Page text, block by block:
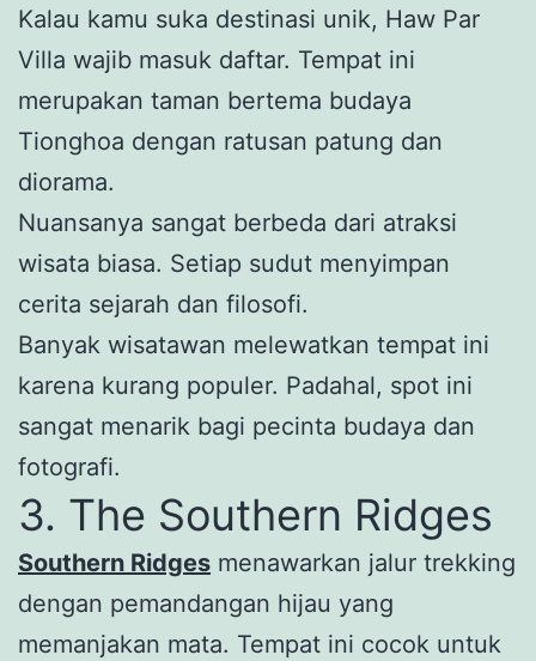
Kalau kamu suka destinasi unik, Haw Par
Villa wajib masuk daftar. Tempat ini
merupakan taman bertema budaya
Tionghoa dengan ratusan patung dan
diorama.
Nuansanya sangat berbeda dari atraksi
wisata biasa. Setiap sudut menyimpan
cerita sejarah dan filosofi.
Banyak wisatawan melewatkan tempat ini
karena kurang populer. Padahal, spot ini
sangat menarik bagi pecinta budaya dan
fotografi.
3. The Southern Ridges
Southern Ridges menawarkan jalur trekking
dengan pemandangan hijau yang
memanjakan mata. Tempat ini cocok untuk